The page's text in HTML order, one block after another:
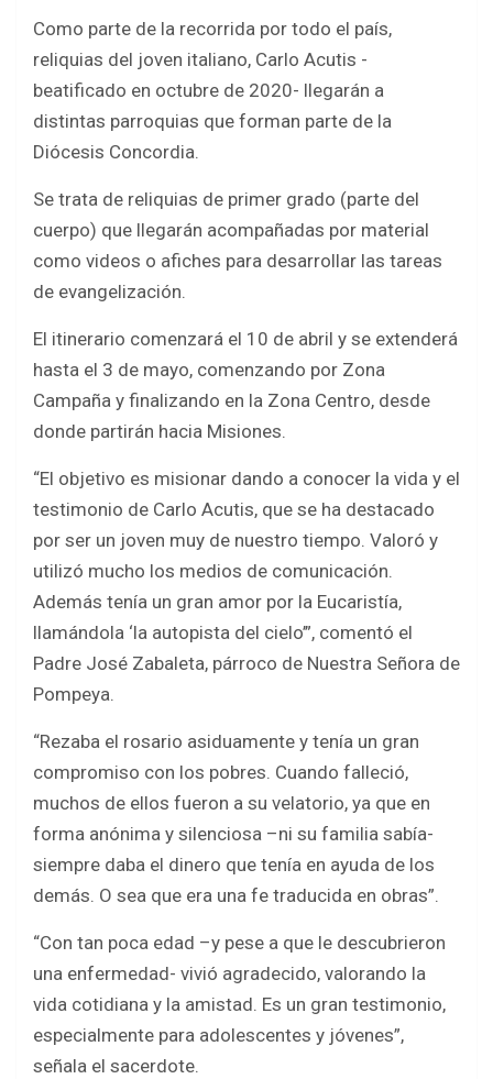
ce
b
o
o
k
tt
er
at
s
A
p
p
ar
e
Como parte de la recorrida por todo el país,
reliquias del joven italiano, Carlo Acutis -
beatificado en octubre de 2020- llegarán a
distintas parroquias que forman parte de la
Diócesis Concordia.
Se trata de reliquias de primer grado (parte del
cuerpo) que llegarán acompañadas por material
como videos o afiches para desarrollar las tareas
de evangelización.
El itinerario comenzará el 10 de abril y se extenderá
hasta el 3 de mayo, comenzando por Zona
Campaña y finalizando en la Zona Centro, desde
donde partirán hacia Misiones.
“El objetivo es misionar dando a conocer la vida y el
testimonio de Carlo Acutis, que se ha destacado
por ser un joven muy de nuestro tiempo. Valoró y
utilizó mucho los medios de comunicación.
Además tenía un gran amor por la Eucaristía,
llamándola ‘la autopista del cielo’”, comentó el
Padre José Zabaleta, párroco de Nuestra Señora de
Pompeya.
“Rezaba el rosario asiduamente y tenía un gran
compromiso con los pobres. Cuando falleció,
muchos de ellos fueron a su velatorio, ya que en
forma anónima y silenciosa –ni su familia sabía-
siempre daba el dinero que tenía en ayuda de los
demás. O sea que era una fe traducida en obras”.
“Con tan poca edad –y pese a que le descubrieron
una enfermedad- vivió agradecido, valorando la
vida cotidiana y la amistad. Es un gran testimonio,
especialmente para adolescentes y jóvenes”,
señala el sacerdote.